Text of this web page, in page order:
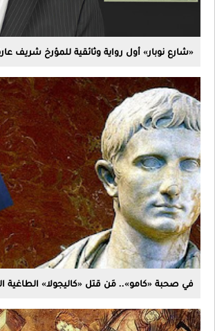
«شارع نوبار» أول رواية وثائقية للمؤرخ شريف
في صحبة «كامو».. مَن قتل «كاليجولا» الطاغية